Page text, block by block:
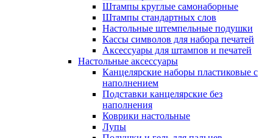
Штампы круглые самонаборные
Штампы стандартных слов
Настольные штемпельные подушки
Кассы символов для набора печатей
Аксессуары для штампов и печатей
Настольные аксессуары
Канцелярские наборы пластиковые с
наполнением
Подставки канцелярские без
наполнения
Коврики настольные
Лупы